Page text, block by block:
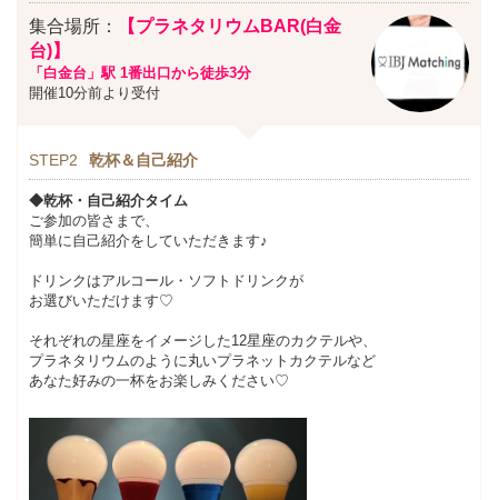
集合場所：
【プラネタリウムBAR(白金
台)】
「白金台」駅 1番出口から徒歩3分
開催10分前より受付
STEP2 乾杯＆自己紹介
◆乾杯・自己紹介タイム
ご参加の皆さまで、
簡単に自己紹介をしていただきます♪
ドリンクはアルコール・ソフトドリンクが
お選びいただけます♡
それぞれの星座をイメージした12星座のカクテルや、
プラネタリウムのように丸いプラネットカクテルなど
あなた好みの一杯をお楽しみください♡